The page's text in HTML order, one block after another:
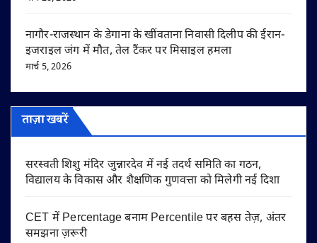
नागौर-राजस्थान के डेगाना के खींवताना निवासी दिलीप की ईरान-
इजराइल जंग में मौत, तेल टैंकर पर मिसाइल हमला
मार्च 5, 2026
ताज़ा खबरें
सरस्वती शिशु मंदिर जुन्नारदेव में नई तदर्थ समिति का गठन,
विद्यालय के विकास और शैक्षणिक गुणवत्ता को मिलेगी नई दिशा
CET में Percentage बनाम Percentile पर बहस तेज़, अंतर
समझना ज़रूरी